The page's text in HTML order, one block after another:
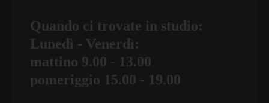
Quando ci trovate in studio:
Lunedì - Venerdì:
mattino 9.00 - 13.00
pomeriggio 15.00 - 19.00